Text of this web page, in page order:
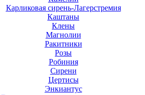
Карликовая сирень-Лагерстремия
Каштаны
Клены
Магнолии
Ракитники
Розы
Робиния
Сирени
Цертисы
Энкиантус